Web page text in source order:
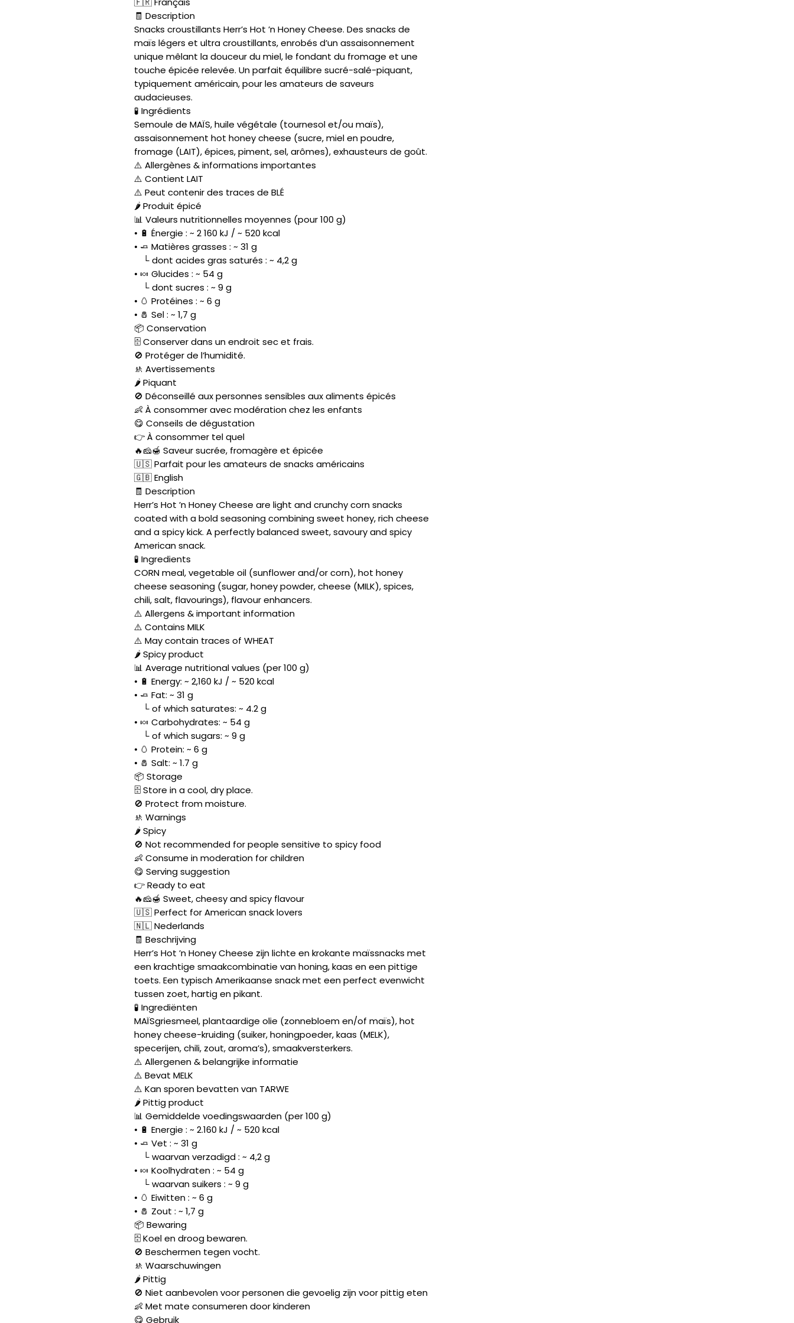
🧾 Description
Snacks croustillants Herr’s Hot ’n Honey Cheese. Des snacks de
maïs légers et ultra croustillants, enrobés d’un assaisonnement
unique mêlant la douceur du miel, le fondant du fromage et une
touche épicée relevée. Un parfait équilibre sucré-salé-piquant,
typiquement américain, pour les amateurs de saveurs
audacieuses.
🧪 Ingrédients
Semoule de MAÏS, huile végétale (tournesol et/ou maïs),
assaisonnement hot honey cheese (sucre, miel en poudre,
fromage (LAIT), épices, piment, sel, arômes), exhausteurs de goût.
⚠️ Allergènes & informations importantes
⚠️ Contient LAIT
⚠️ Peut contenir des traces de BLÉ
🌶️ Produit épicé
📊 Valeurs nutritionnelles moyennes (pour 100 g)
• 🔋 Énergie : ~ 2 160 kJ / ~ 520 kcal
• 🧈 Matières grasses : ~ 31 g
└ dont acides gras saturés : ~ 4,2 g
• 🍬 Glucides : ~ 54 g
└ dont sucres : ~ 9 g
• 🥚 Protéines : ~ 6 g
• 🧂 Sel : ~ 1,7 g
📦 Conservation
🗄️ Conserver dans un endroit sec et frais.
🚫 Protéger de l’humidité.
🚸 Avertissements
🌶️ Piquant
🚫 Déconseillé aux personnes sensibles aux aliments épicés
👶 À consommer avec modération chez les enfants
😋 Conseils de dégustation
👉 À consommer tel quel
🔥🧀🍯 Saveur sucrée, fromagère et épicée
🇺🇸 Parfait pour les amateurs de snacks américains
🇬🇧 English
🧾 Description
Herr’s Hot ’n Honey Cheese are light and crunchy corn snacks
coated with a bold seasoning combining sweet honey, rich cheese
and a spicy kick. A perfectly balanced sweet, savoury and spicy
American snack.
🧪 Ingredients
CORN meal, vegetable oil (sunflower and/or corn), hot honey
cheese seasoning (sugar, honey powder, cheese (MILK), spices,
chili, salt, flavourings), flavour enhancers.
⚠️ Allergens & important information
⚠️ Contains MILK
⚠️ May contain traces of WHEAT
🌶️ Spicy product
📊 Average nutritional values (per 100 g)
• 🔋 Energy: ~ 2,160 kJ / ~ 520 kcal
• 🧈 Fat: ~ 31 g
└ of which saturates: ~ 4.2 g
• 🍬 Carbohydrates: ~ 54 g
└ of which sugars: ~ 9 g
• 🥚 Protein: ~ 6 g
• 🧂 Salt: ~ 1.7 g
📦 Storage
🗄️ Store in a cool, dry place.
🚫 Protect from moisture.
🚸 Warnings
🌶️ Spicy
🚫 Not recommended for people sensitive to spicy food
👶 Consume in moderation for children
😋 Serving suggestion
👉 Ready to eat
🔥🧀🍯 Sweet, cheesy and spicy flavour
🇺🇸 Perfect for American snack lovers
🇳🇱 Nederlands
🧾 Beschrijving
Herr’s Hot ’n Honey Cheese zijn lichte en krokante maïssnacks met
een krachtige smaakcombinatie van honing, kaas en een pittige
toets. Een typisch Amerikaanse snack met een perfect evenwicht
tussen zoet, hartig en pikant.
🧪 Ingrediënten
MAÏSgriesmeel, plantaardige olie (zonnebloem en/of maïs), hot
honey cheese-kruiding (suiker, honingpoeder, kaas (MELK),
specerijen, chili, zout, aroma’s), smaakversterkers.
⚠️ Allergenen & belangrijke informatie
⚠️ Bevat MELK
⚠️ Kan sporen bevatten van TARWE
🌶️ Pittig product
📊 Gemiddelde voedingswaarden (per 100 g)
• 🔋 Energie : ~ 2.160 kJ / ~ 520 kcal
• 🧈 Vet : ~ 31 g
└ waarvan verzadigd : ~ 4,2 g
• 🍬 Koolhydraten : ~ 54 g
└ waarvan suikers : ~ 9 g
• 🥚 Eiwitten : ~ 6 g
• 🧂 Zout : ~ 1,7 g
📦 Bewaring
🗄️ Koel en droog bewaren.
🚫 Beschermen tegen vocht.
🚸 Waarschuwingen
🌶️ Pittig
🚫 Niet aanbevolen voor personen die gevoelig zijn voor pittig eten
👶 Met mate consumeren door kinderen
😋 Gebruik